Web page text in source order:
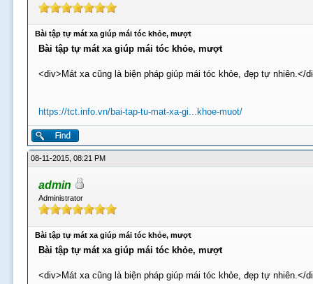
Bài tập tự mát xa giúp mái tóc khỏe, mượt
Bài tập tự mát xa giúp mái tóc khỏe, mượt
<div>Mát xa cũng là biện pháp giúp mái tóc khỏe, đẹp tự nhiên.</
https://tct.info.vn/bai-tap-tu-mat-xa-gi...khoe-muot/
08-11-2015, 08:21 PM
admin
Administrator
Bài tập tự mát xa giúp mái tóc khỏe, mượt
Bài tập tự mát xa giúp mái tóc khỏe, mượt
<div>Mát xa cũng là biện pháp giúp mái tóc khỏe, đẹp tự nhiên.</